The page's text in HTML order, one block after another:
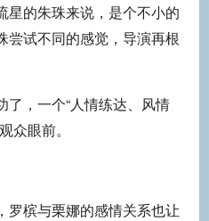
星的朱珠来说，是个不小的
尝试不同的感觉，导演再根
，一个“人情练达、风情
众眼前。
罗槟与栗娜的感情关系也让